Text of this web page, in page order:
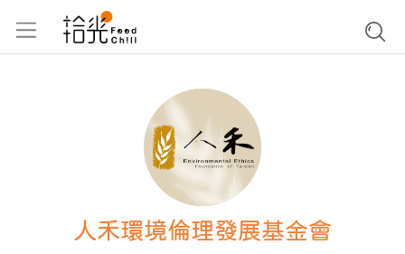
人禾環境倫理發展基金會